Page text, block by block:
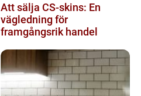
Att sälja CS-skins: En
vägledning för
framgångsrik handel